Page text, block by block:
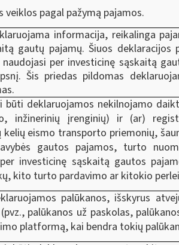
veiklos pagal pažymą pajamos.
informacija, reikalinga
gautų pajamų. Šiuos
per investicinę sąskaitą
Šis priedas pildomas
būti deklaruojamos nekilnojamo
inžinerinių įrenginių) ir (ar)
eismo transporto priemonių,
gautos pajamos, turto
investicinę sąskaitą gautos
kito turto pardavimo ar kitokio
palūkanos, išskyrus
(pvz., palūkanos už paskolas,
platformą, kai bendra tokių